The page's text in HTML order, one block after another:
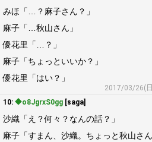
みほ「…？麻子さん？」
麻子「…秋山さん」
優花里「…？」
麻子「ちょっといいか？」
優花里「はい？」
2017/03/26(
10: ◆o8JgrxS0gg [saga]
沙織「え？何々？なんの話？」
麻子「すまん、沙織。ちょっと秋山さ